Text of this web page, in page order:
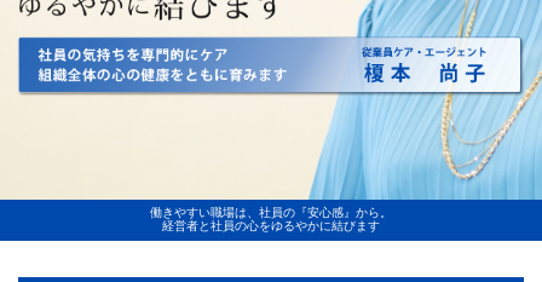
働きやすい職場は、社員の『安心感』から。
経営者と社員の心をゆるやかに結びます